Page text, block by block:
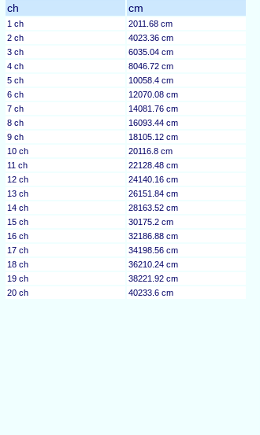
ch cm
1 ch
2011.68 cm
2 ch
4023.36 cm
3 ch
6035.04 cm
4 ch
8046.72 cm
5 ch
10058.4 cm
6 ch
12070.08 cm
7 ch
14081.76 cm
8 ch
16093.44 cm
9 ch
18105.12 cm
10 ch
20116.8 cm
11 ch
22128.48 cm
12 ch
24140.16 cm
13 ch
26151.84 cm
14 ch
28163.52 cm
15 ch
30175.2 cm
16 ch
32186.88 cm
17 ch
34198.56 cm
18 ch
36210.24 cm
19 ch
38221.92 cm
20 ch
40233.6 cm